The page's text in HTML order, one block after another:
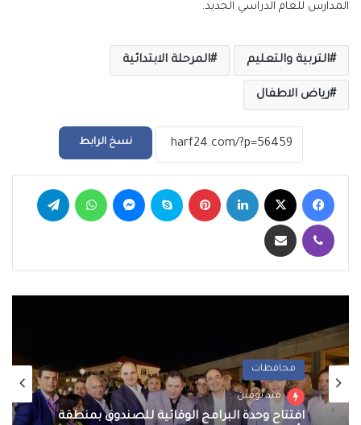
المدارس للعام الدراسي الجديد.
التربية والتعليم المرحلة الابتدائية
رياض الاطفال
نسخ الرابط
فيسبوك لينكدإن بينتيريست سكايب ماسنجر واتساب
ڤايبر مشاركة عبر البريد
محافظات
منذ يومين
افتتاح وحدة البرامج الوقائية للصندوق بمنطقة